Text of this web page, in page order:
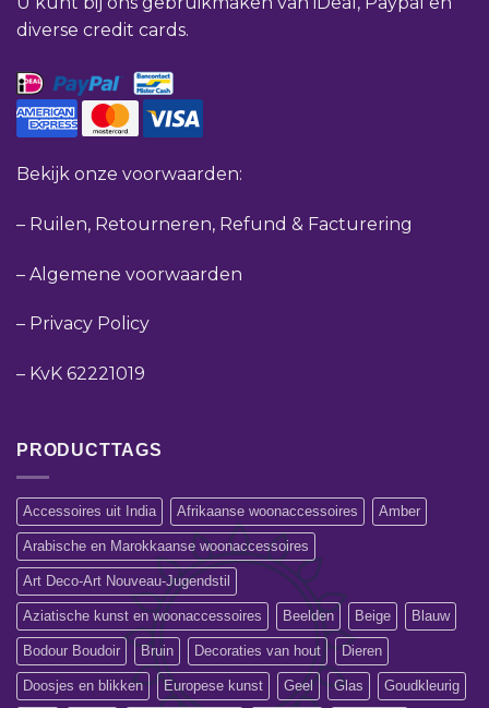
diverse credit cards.
Bekijk onze voorwaarden:
– Ruilen, Retourneren, Refund & Facturering
– Algemene voorwaarden
– Privacy Policy
– KvK 62221019
PRODUCTTAGS
Accessoires uit India Afrikaanse woonaccessoires Amber
Arabische en Marokkaanse woonaccessoires
Art Deco-Art Nouveau-Jugendstil
Aziatische kunst en woonaccessoires Beelden Beige Blauw
Bodour Boudoir Bruin Decoraties van hout Dieren
Doosjes en blikken Europese kunst Geel Glas Goudkleurig